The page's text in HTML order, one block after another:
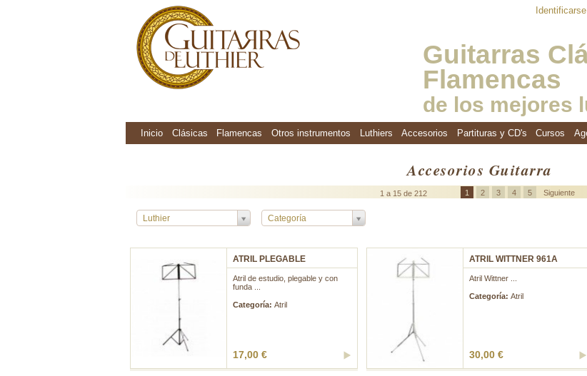
Identificarse
Guitarras
Flamencas
de los mejores
Inicio Clásicas Flamencas Otros instrumentos Luthiers Accesorios Partituras y CD's Cursos
Accesorios Guitarra
1 a 15 de 212 1 2 3 4 5 Siguiente
Luthier Categoría
ATRIL PLEGABLE
Atril de estudio, plegable y con
funda ...
Categoría: Atril
17,00 €
ATRIL WITTNER 961A
Atril Wittner ...
Categoría: Atril
30,00 €